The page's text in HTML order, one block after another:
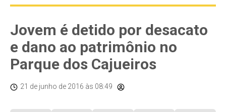
Jovem é detido por desacato
e dano ao patrimônio no
Parque dos Cajueiros
21 de junho de 2016 às 08:49